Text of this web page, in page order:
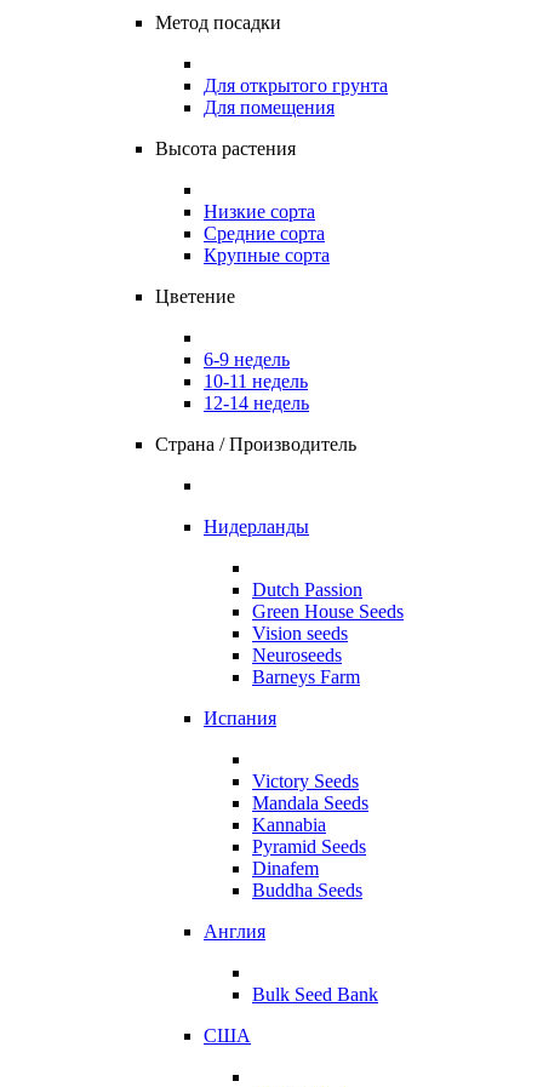
Метод посадки
Для открытого грунта
Для помещения
Высота растения
Низкие сорта
Средние сорта
Крупные сорта
Цветение
6-9 недель
10-11 недель
12-14 недель
Страна / Производитель
Нидерланды
Dutch Passion
Green House Seeds
Vision seeds
Neuroseeds
Barneys Farm
Испания
Victory Seeds
Mandala Seeds
Kannabia
Pyramid Seeds
Dinafem
Buddha Seeds
Англия
Bulk Seed Bank
США